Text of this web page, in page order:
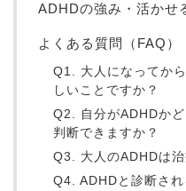
ADHDの強み・活かせ
よくある質問（FAQ）
Q1. 大人になってか
しいことですか？
Q2. 自分がADHDか
判断できますか？
Q3. 大人のADHDは
Q4. ADHDと診断さ